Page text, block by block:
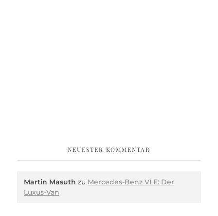
NEUESTER KOMMENTAR
Martin Masuth zu Mercedes-Benz VLE: Der
Luxus-Van